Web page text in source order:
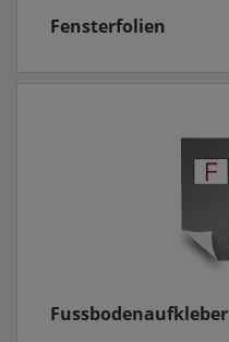
Fensterfolien
Fussbodenaufkleber